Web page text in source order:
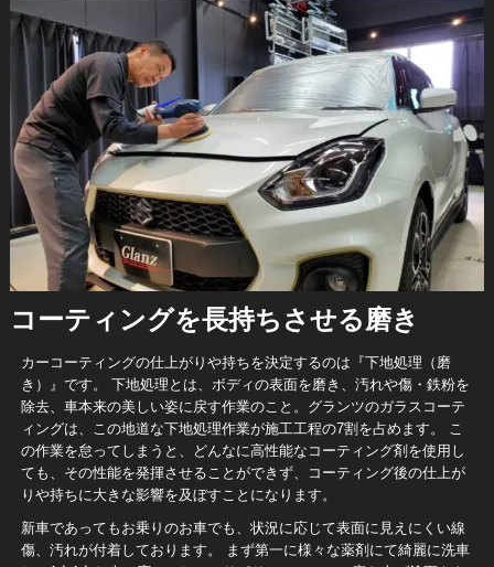
コーティングを長持ちさせる磨き
カーコーティングの仕上がりや持ちを決定するのは『下地処理（磨
き）』です。 下地処理とは、ボディの表面を磨き、汚れや傷・鉄粉を
除去、車本来の美しい姿に戻す作業のこと。グランツのガラスコーテ
ィングは、この地道な下地処理作業が施工工程の7割を占めます。 こ
の作業を怠ってしまうと、どんなに高性能なコーティング剤を使用し
ても、その性能を発揮させることができず、コーティング後の仕上が
りや持ちに大きな影響を及ぼすことになります。
新車であってもお乗りのお車でも、状況に応じて表面に見えにくい線
傷、汚れが付着しております。 まず第一に様々な薬剤にて綺麗に洗車